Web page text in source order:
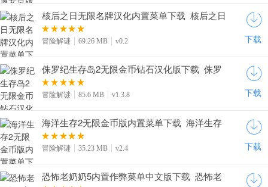
核后之日无限名牌汉化内置菜单下载_核后之日
无限令牌中文版下载v0.2
冒险解谜 69.26 MB v0.2 下载
侏罗纪生存岛2无限金币钻石汉化版下载_侏罗
纪生存岛2内置菜单下载v1.3.8
冒险解谜 85.6 MB v1.3.8 下载
海洋生存2无限金币版内置菜单下载_海洋生存
2手游汉化版下载v2.4
冒险解谜 35.23 MB v2.4 下载
恐怖老奶奶5内置作弊菜单中文版下载_恐怖老